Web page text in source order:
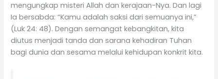
mengungkap misteri Allah dan kerajaan-Nya. Dan lagi
Ia bersabda: “Kamu adalah saksi dari semuanya ini,”
(Luk 24: 48). Dengan semangat kebangkitan, kita
diutus menjadi tanda dan sarana kehadiran Tuhan
bagi dunia dan sesama melalui kehidupan konkrit kita.